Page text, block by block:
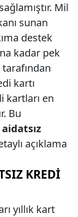
Mil
sunan
destek
kadar pek
kartı
kartları en
Bu
açıklama
KREDI
yıllık kart